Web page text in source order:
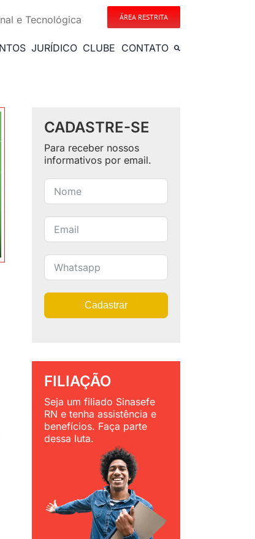
e Tecnológica ÁREA RESTRITA
JURÍDICO CLUBE CONTATO
CADASTRE-SE
Para receber nossos
informativos por email.
Cadastrar
FILIAÇÃO
Seja um filiado Sinasefe
RN e tenha assistência e
benefícios. Faça parte
dessa luta.